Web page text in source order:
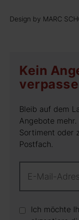
Design by MARC
Kein
Bleib auf dem
Angebote
Sortiment oder
Postfach.
Ich möchte